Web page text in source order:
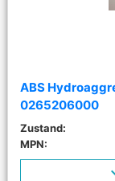
ABS
0265206000
Zustand:
MPN: